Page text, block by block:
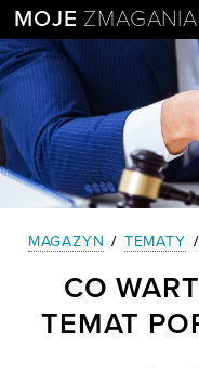
MOJE ZMAGANIA
MAGAZYN / TEMATY /
CO
TEMAT